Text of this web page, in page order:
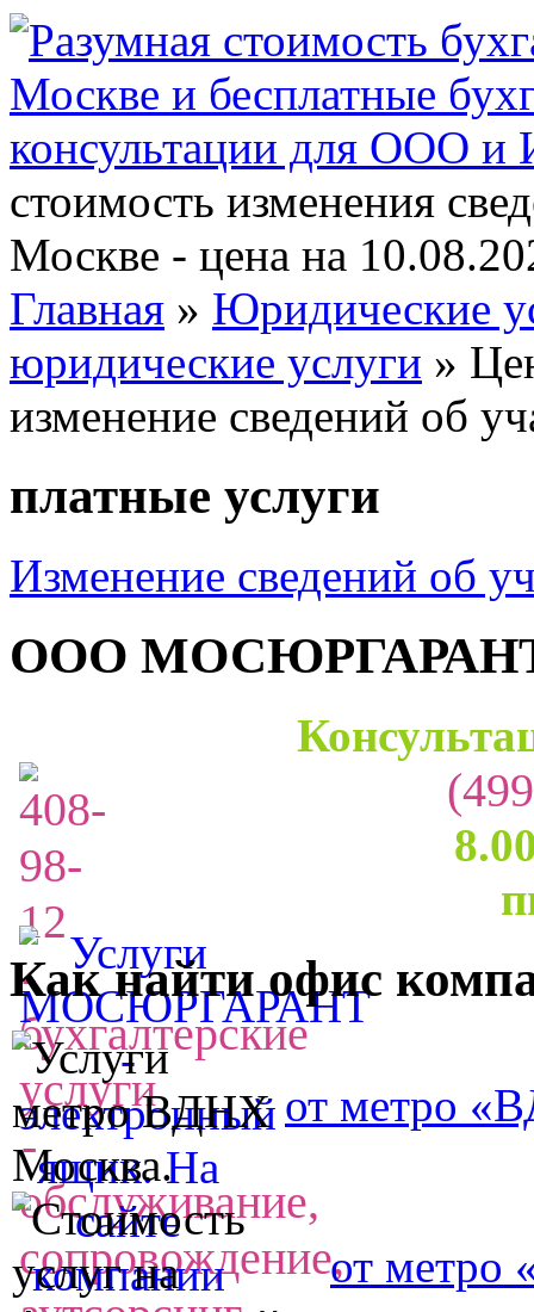
стоимость изменения
Москве - цена на
Главная » Юридические
юридические услуги »
изменение сведений об
платные услуги
Изменение сведений об
ООО
Как найти офис
от метро
от метро